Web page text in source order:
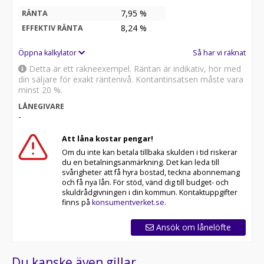
RÄNTA 7,95 %
EFFEKTIV RÄNTA 8,24 %
Öppna kalkylator Så har vi räknat
Detta är ett räkneexempel. Räntan är indikativ, hör med
din säljare för exakt räntenivå. Kontantinsatsen måste vara
minst 20 %.
LÅNEGIVARE
-
Att låna kostar pengar!
Om du inte kan betala tillbaka skulden i tid riskerar
du en betalningsanmärkning. Det kan leda till
svårigheter att få hyra bostad, teckna abonnemang
och få nya lån. För stöd, vänd dig till budget- och
skuldrådgivningen i din kommun. Kontaktuppgifter
finns på konsumentverket.se.
Ansök om lånelöfte